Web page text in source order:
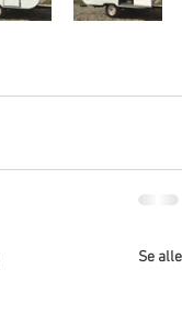
Se alle